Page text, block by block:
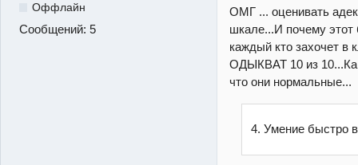
Оффлайн
Сообщений: 5
ОМГ ... оценивать
шкале...И почему этот
каждый кто захочет в
ОДЫКВАТ 10 из
что они нормальные...
4. Умение быстро